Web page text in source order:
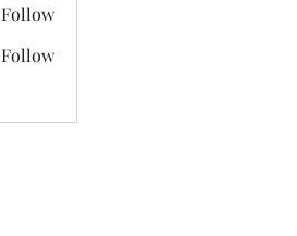
Follow
Follow